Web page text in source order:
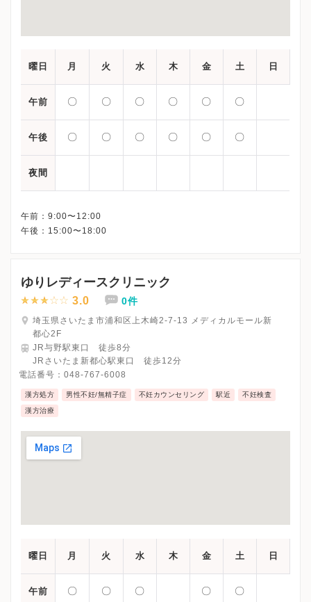
曜日 月 火 水 木 金 土 日
午前 〇 〇 〇 〇 〇 〇
午後 〇 〇 〇 〇 〇 〇
夜間
午前：9:00〜12:00
ゆりレディースクリニック
3.0 0件
埼玉県さいたま市浦和区上木崎2-7-13 メディカルモール新
都心2F
JR与野駅東口 徒歩8分
JRさいたま新都心駅東口 徒歩12分
電話番号： 048-767-6008
漢方処方 男性不妊/無精子症 不妊カウンセリング 駅近 不妊検査
漢方治療
曜日 月 火 水 木 金 土 日
午前 〇 〇 〇 〇 〇